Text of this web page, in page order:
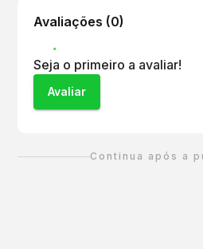
Avaliações (0)
Seja o primeiro a avaliar!
Avaliar
Continua após a